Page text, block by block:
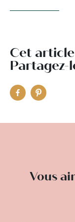
Cet
Partagez-
Vous